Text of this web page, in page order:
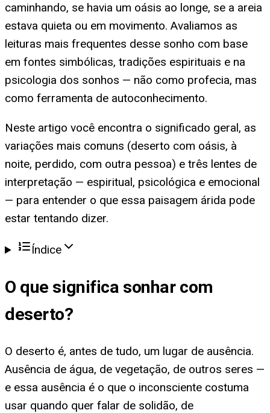
caminhando, se havia um oásis ao longe, se a areia
estava quieta ou em movimento. Avaliamos as
leituras mais frequentes desse sonho com base
em fontes simbólicas, tradições espirituais e na
psicologia dos sonhos — não como profecia, mas
como ferramenta de autoconhecimento.
Neste artigo você encontra o significado geral, as
variações mais comuns (deserto com oásis, à
noite, perdido, com outra pessoa) e três lentes de
interpretação — espiritual, psicológica e emocional
— para entender o que essa paisagem árida pode
estar tentando dizer.
Índice
O que significa sonhar com
deserto?
O deserto é, antes de tudo, um lugar de ausência.
Ausência de água, de vegetação, de outros seres —
e essa ausência é o que o inconsciente costuma
usar quando quer falar de solidão, de